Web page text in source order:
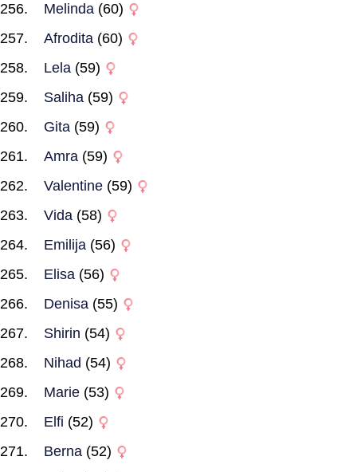
Melinda (60)
Afrodita (60)
Lela (59)
Saliha (59)
Gita (59)
Amra (59)
Valentine (59)
Vida (58)
Emilija (56)
Elisa (56)
Denisa (55)
Shirin (54)
Nihad (54)
Marie (53)
Elfi (52)
Berna (52)